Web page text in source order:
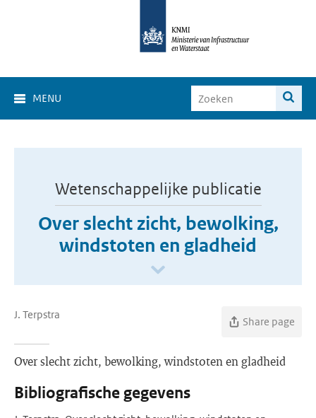
MENU
Wetenschappelijke publicatie
Over slecht zicht, bewolking,
windstoten en gladheid
J. Terpstra
Share page
Over slecht zicht, bewolking, windstoten en gladheid
Bibliografische gegevens